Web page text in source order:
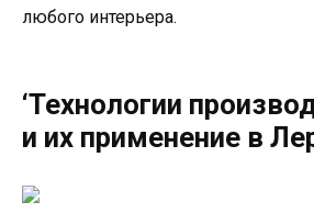
любого интерьера.
‘Технологии
и их применение в